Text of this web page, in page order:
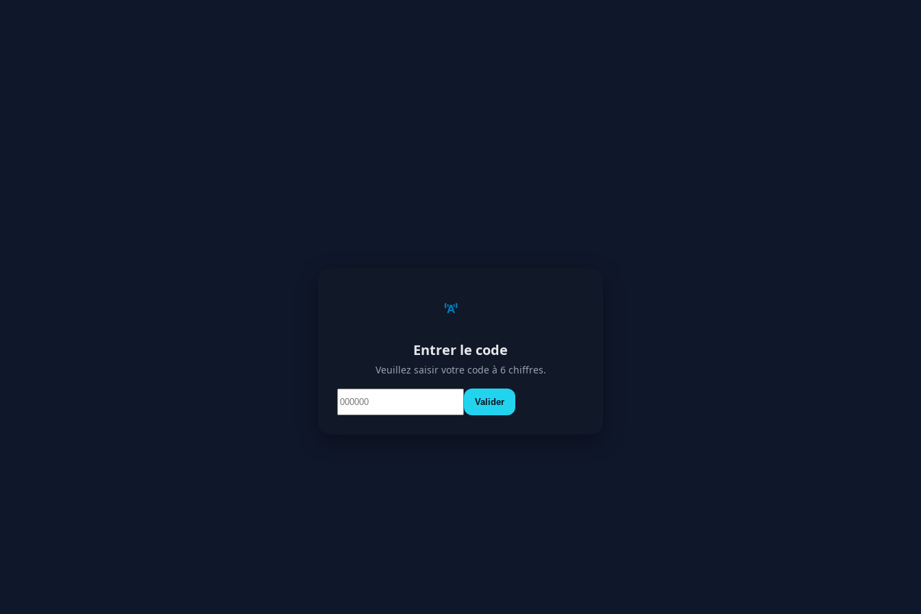
Entrer le code
Veuillez saisir votre code à 6 chiffres.
Valider